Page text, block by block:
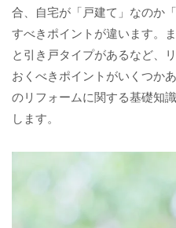
合、自宅が「戸建て」なのか
すべきポイントが違います。
と引き戸タイプがあるなど、
おくべきポイントがいくつか
のリフォームに関する基礎知
します。